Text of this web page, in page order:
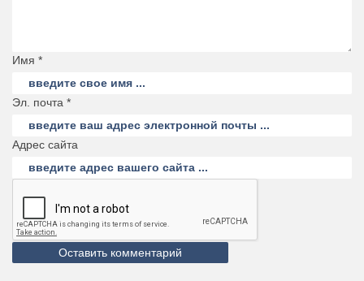
Имя *
Эл. почта *
Адрес сайта